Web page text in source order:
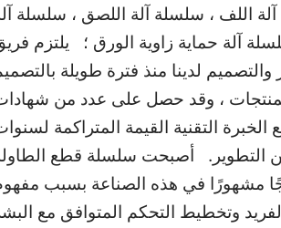
اللف ، سلسلة آلة اللصق ، سلسلة
آلة حماية زاوية الورق ؛ يلتزم
والتصميم لدينا منذ فترة طويلة
، وقد حصل على عدد من
الخبرة التقنية القيمة المتراكمة
التطوير. أصبحت سلسلة قطع
مشهورًا في هذه الصناعة بسبب